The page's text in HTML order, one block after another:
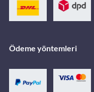
Ödeme yöntemleri